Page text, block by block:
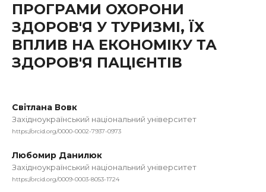
ПРОГРАМИ ОХОРОНИ
ЗДОРОВ'Я У ТУРИЗМІ, ЇХ
ВПЛИВ НА ЕКОНОМІКУ ТА
ЗДОРОВ'Я ПАЦІЄНТІВ
Світлана Вовк
Західноукраїнський національний університет
https://orcid.org/0000-0002-7937-0973
Любомир Данилюк
Західноукраїнський національний університет
https://orcid.org/0009-0003-8053-1724